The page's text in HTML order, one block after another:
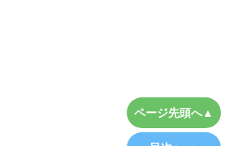
ページ先頭へ▲